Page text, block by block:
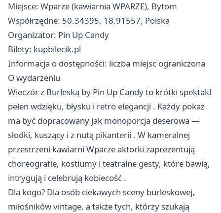
Miejsce: Wparze (kawiarnia WPARZE), Bytom
Współrzędne: 50.34395, 18.91557, Polska
Organizator: Pin Up Candy
Bilety: kupbilecik.pl
Informacja o dostępności: liczba miejsc ograniczona
O wydarzeniu
Wieczór z Burleską by Pin Up Candy to krótki spektakl
pełen wdzięku, błysku i retro elegancji . Każdy pokaz
ma być dopracowany jak monoporcja deserowa —
słodki, kuszący i z nutą pikanterii . W kameralnej
przestrzeni kawiarni Wparze aktorki zaprezentują
choreografie, kostiumy i teatralne gesty, które bawią,
intrygują i celebrują kobiecość .
Dla kogo? Dla osób ciekawych sceny burleskowej,
miłośników vintage, a także tych, którzy szukają